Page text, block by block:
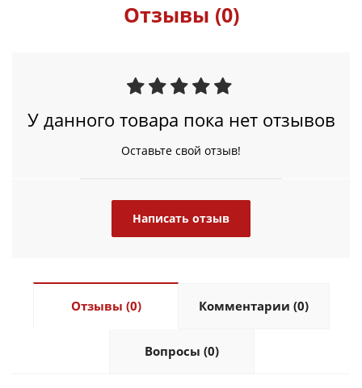
Отзывы (0)
У данного товара пока нет отзывов
Оставьте свой отзыв!
Написать отзыв
Отзывы (0) Комментарии (0)
Вопросы (0)